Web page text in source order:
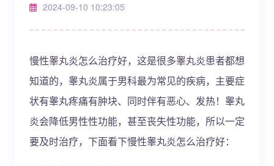
2024-09-10 10:23:05
慢性睾丸炎怎么治疗好，这是很多睾丸炎患者都想
知道的，睾丸炎属于男科最为常见的疾病，主要症
状有睾丸疼痛有肿块、同时伴有恶心、发热！睾丸
炎会降低男性性功能，甚至丧失性功能，所以一定
要及时治疗，下面看下慢性睾丸炎怎么治疗好：